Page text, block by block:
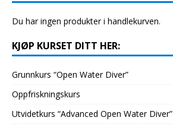
Du har ingen produkter i handlekurven.
KJØP KURSET DITT HER:
Grunnkurs “Open Water Diver”
Oppfriskningskurs
Utvidetkurs “Advanced Open Water Diver”